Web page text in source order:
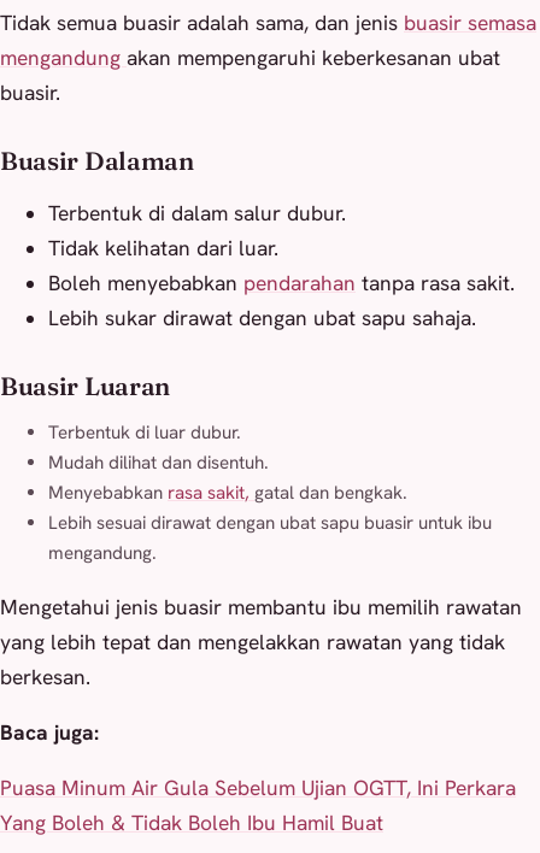
Tidak semua buasir adalah sama, dan jenis buasir semasa
mengandung akan mempengaruhi keberkesanan ubat
buasir.
Buasir Dalaman
Terbentuk di dalam salur dubur.
Tidak kelihatan dari luar.
Boleh menyebabkan pendarahan tanpa rasa sakit.
Lebih sukar dirawat dengan ubat sapu sahaja.
Buasir Luaran
Terbentuk di luar dubur.
Mudah dilihat dan disentuh.
Menyebabkan rasa sakit, gatal dan bengkak.
Lebih sesuai dirawat dengan ubat sapu buasir untuk ibu
mengandung.
Mengetahui jenis buasir membantu ibu memilih rawatan
yang lebih tepat dan mengelakkan rawatan yang tidak
berkesan.
Baca juga:
Puasa Minum Air Gula Sebelum Ujian OGTT, Ini Perkara
Yang Boleh & Tidak Boleh Ibu Hamil Buat